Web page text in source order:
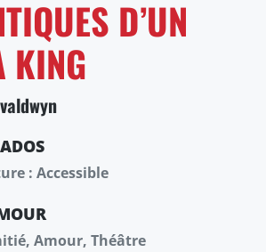
D’UN
KING
: Accessible
Amour, Théâtre